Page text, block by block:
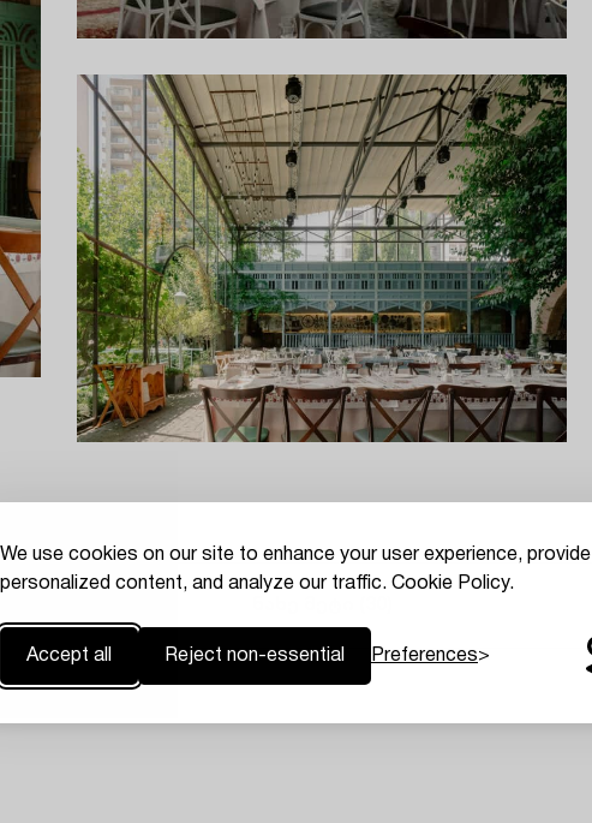
We use cookies on our site to enhance your user experience, provide
personalized content, and analyze our traffic. Cookie Policy.
Accept all Reject non-essential Preferences